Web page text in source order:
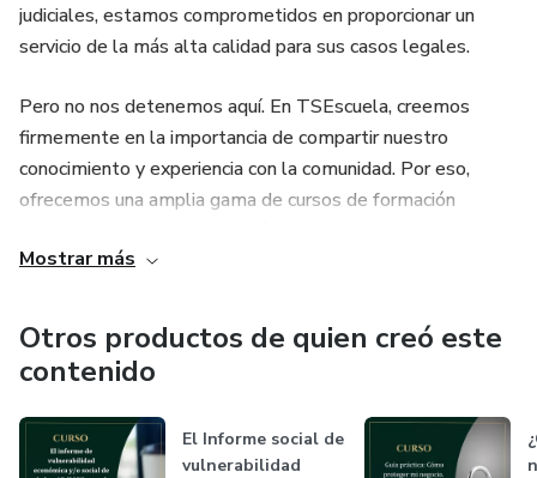
judiciales, estamos comprometidos en proporcionar un
servicio de la más alta calidad para sus casos legales.
Pero no nos detenemos aquí. En TSEscuela, creemos
firmemente en la importancia de compartir nuestro
conocimiento y experiencia con la comunidad. Por eso,
ofrecemos una amplia gama de cursos de formación
generación para abordar cuestiones complejas de manera
Mostrar más
Otros productos de quien creó este
contenido
El Informe social de
vulnerabilidad